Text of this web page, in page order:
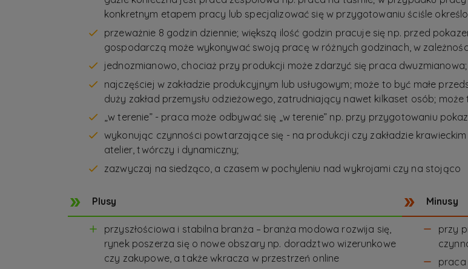
konkretnym etapem pracy lub specjalizować się w przygotowaniu ściśle
przeważnie 8 godzin dziennie; większą ilość godzin pracuje się np. przed
gospodarczą może wykonywać swoją pracę w różnych godzinach, w
jednozmianowo, chociaż przy produkcji może zdarzyć się praca dwuzmianowa;
najczęściej w zakładzie produkcyjnym lub usługowym; może to być małe
duży zakład przemysłu odzieżowego, zatrudniający nawet kilkaset osób;
„w terenie” - praca może odbywać się „w terenie” np. przy przygotowaniu
wykonując czynności powtarzające się - na produkcji czy zakładzie
atelier, twórczy i dynamiczny;
zazwyczaj na siedząco, a czasem w pochyleniu nad wykrojami czy na stojąco
Plusy
przyszłościowa i stabilna branża – branża modowa rozwija się,
rynek poszerza się o nowe obszary np. doradztwo wizerunkowe
czy zakupowe, a także wkracza w przestrzeń online
Minusy
przy
praca